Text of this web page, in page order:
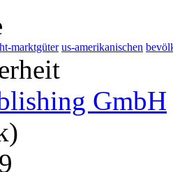
marktgüter us-amerikanischen
GmbH